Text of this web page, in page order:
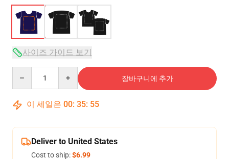
사이즈 가이드 보기
장바구니에 추가
이 세일은 00: 35: 54
Deliver to United States
Cost to ship:$6.99